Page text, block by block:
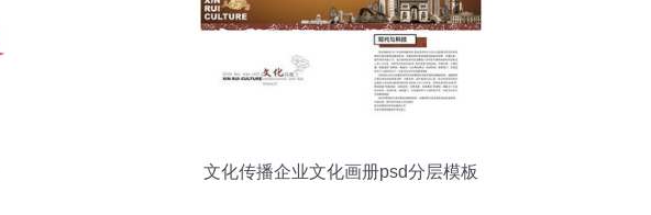
文化传播企业文化画册psd分层模板